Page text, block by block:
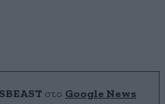
στο Google News